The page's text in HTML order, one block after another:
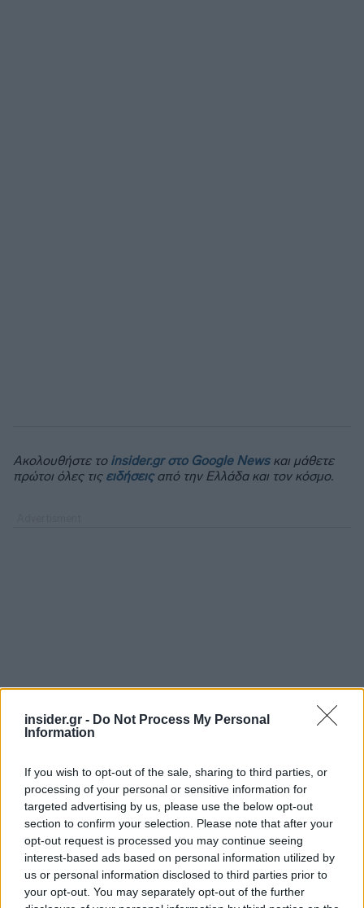
insider.gr - Do Not Process My Personal
Information
If you wish to opt-out of the sale, sharing to third parties, or
processing of your personal or sensitive information for
targeted advertising by us, please use the below opt-out
section to confirm your selection. Please note that after your
opt-out request is processed you may continue seeing
interest-based ads based on personal information utilized by
us or personal information disclosed to third parties prior to
your opt-out. You may separately opt-out of the further
Ακολουθήστε το insider.gr στο Google Newsκαι μάθετε
πρώτοι όλες τις ειδήσειςαπό την Ελλάδα και τον κόσμο.
Διαβάζονται αυτή τη στιγμή
Πυρόπληκτοι: Ποιοι δικαιούνται έως 6.000 ευρώ,
επιδότηση ενοικίου και στεγαστική συνδρομή
Τρίτη χρονιά με διεθνές ρεκόρ εσόδων για τη
Ρεάλ Μαδρίτης - «Κλειδί» το γήπεδο